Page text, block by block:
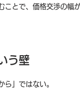
とで、価格交渉の幅
う壁
」ではない。